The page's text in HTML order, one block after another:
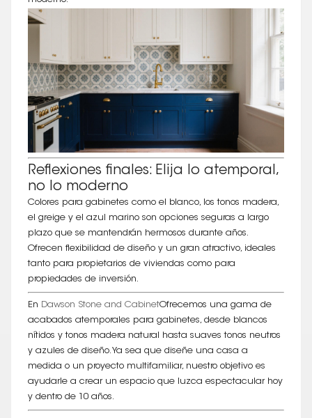
Reflexiones finales: Elija lo atemporal,
no lo moderno
Colores para gabinetes como el blanco, los tonos madera,
el greige y el azul marino son opciones seguras a largo
plazo que se mantendrán hermosos durante años.
Ofrecen flexibilidad de diseño y un gran atractivo, ideales
tanto para propietarios de viviendas como para
propiedades de inversión.
En Dawson Stone and CabinetOfrecemos una gama de
acabados atemporales para gabinetes, desde blancos
nítidos y tonos madera natural hasta suaves tonos neutros
y azules de diseño. Ya sea que diseñe una casa a
medida o un proyecto multifamiliar, nuestro objetivo es
ayudarle a crear un espacio que luzca espectacular hoy
y dentro de 10 años.